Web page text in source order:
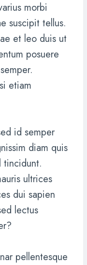
morbi
suscipit tellus.
et leo duis ut
posuere
etiam
id semper
diam quis
tincidunt.
ultrices
dui sapien
lectus
pellentesque